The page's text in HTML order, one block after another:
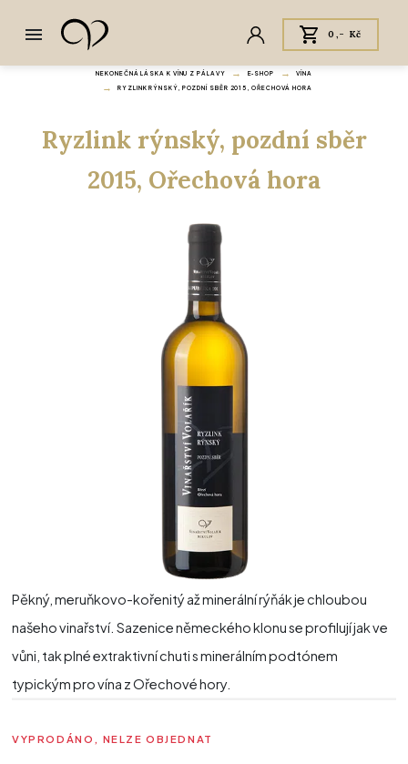
0,- Kč
NEKONEČNÁ LÁSKA K VÍNU Z PÁLAVY E‑SHOP VÍNA
RYZLINK RÝNSKÝ, POZDNÍ SBĚR 2015, OŘECHOVÁ HORA
Ryzlink rýnský, pozdní sběr
2015, Ořechová hora
Pěkný, meruňkovo-kořenitý až minerální rýňák je chloubou
našeho vinařství. Sazenice německého klonu se profilují jak ve
vůni, tak plné extraktivní chuti s minerálním podtónem
typickým pro vína z Ořechové hory.
VYPRODÁNO, NELZE OBJEDNAT